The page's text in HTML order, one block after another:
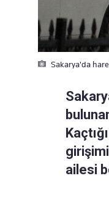
Sakarya'da
ailesi